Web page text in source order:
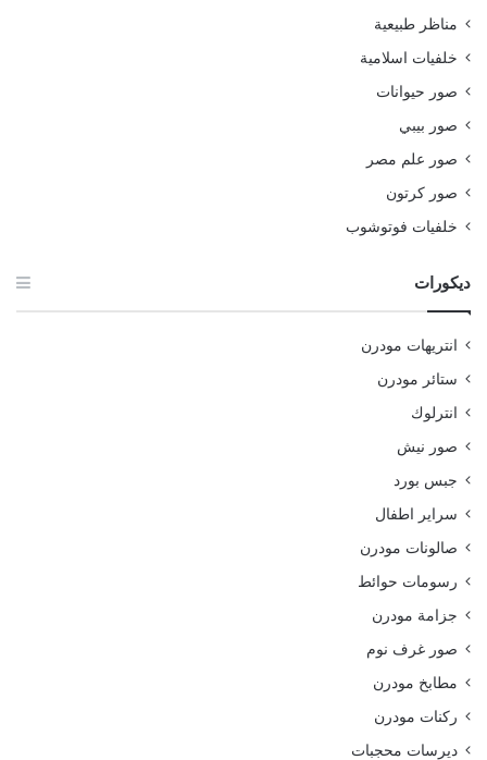
مناظر طبيعية
خلفيات اسلامية
صور حيوانات
صور بيبي
صور علم مصر
صور كرتون
خلفيات فوتوشوب
ديكورات
انتريهات مودرن
ستائر مودرن
انترلوك
صور نيش
جبس بورد
سراير اطفال
صالونات مودرن
رسومات حوائط
جزامة مودرن
صور غرف نوم
مطابخ مودرن
ركنات مودرن
ديرسات محجبات